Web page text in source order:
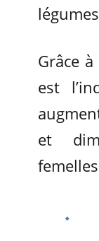
Grâce
est
et